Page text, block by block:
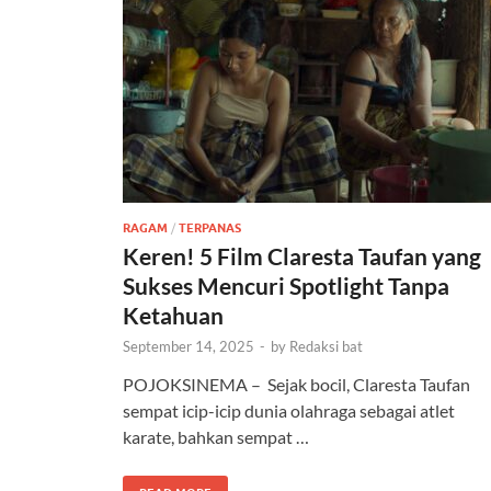
RAGAM / TERPANAS
Keren! 5 Film Claresta Taufan yang
Sukses Mencuri Spotlight Tanpa
Ketahuan
September 14, 2025 - by Redaksi bat
POJOKSINEMA – Sejak bocil, Claresta Taufan
sempat icip-icip dunia olahraga sebagai atlet
karate, bahkan sempat …